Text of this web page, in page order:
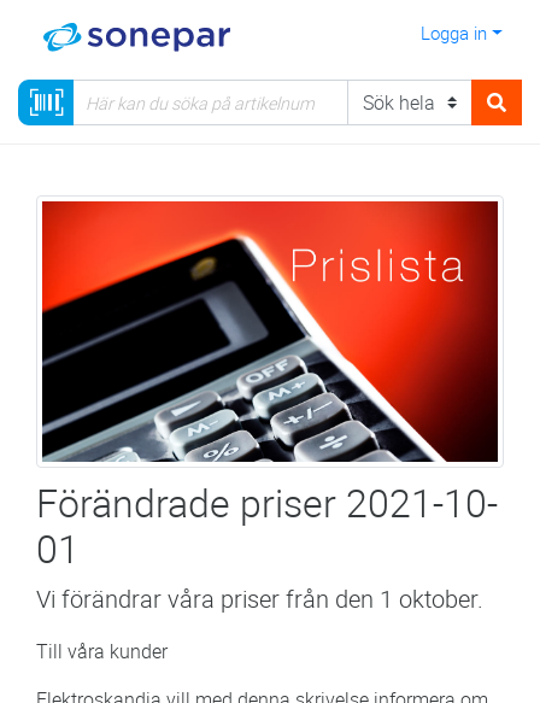
Logga in
Förändrade priser 2021-10-
01
Vi förändrar våra priser från den 1 oktober.
Till våra kunder